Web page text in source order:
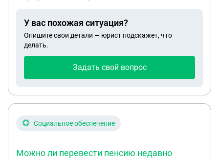
уменьшить сумму алиментов? И можно ли как-то
проконтролировать, что уплачиваемые алименты
идут именно на сына? Спасибо.
потом он попал в часть, откуда его направили на
Естественно в Белоуцке никакого ВВК он не
прошел. На данный момент его перевели в
штурмовой отряд. Подскажите пожалуйста,
штурмовой отряд? У него двое маленьких детей,
сделать, чтобы его перевели в другое место?
У вас похожая ситуация?
Опишите свои детали — юрист подскажет, что
делать.
Задать свой вопрос
Социальное обеспечение
Можно ли перевести пенсию недавно